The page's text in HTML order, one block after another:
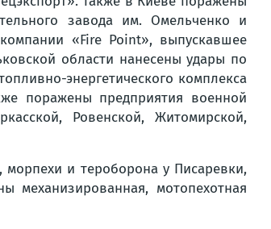
завода им. Омельченко и
«Fire Point», выпускавшее
области нанесены удары по
энергетического комплекса
поражены предприятия военной
Ровенской, Житомирской,
и тероборона у Писаревки,
механизированная, мотопехотная